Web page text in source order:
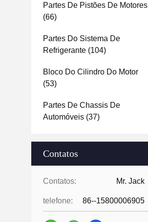
Partes De Pistões De Motores
(66)
Partes Do Sistema De
Refrigerante (104)
Bloco Do Cilindro Do Motor
(53)
Partes De Chassis De
Automóveis (37)
Contatos
Contatos: Mr. Jack
telefone: 86--15800006905